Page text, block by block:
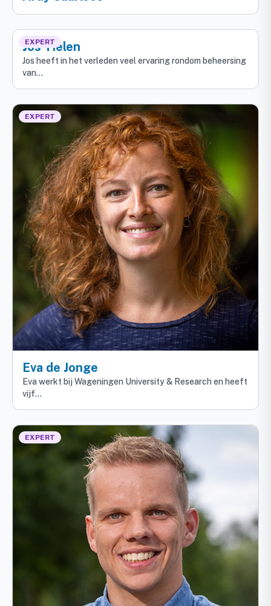
EXPERT
Jos Tielen
Jos heeft in het verleden veel ervaring rondom beheersing
van…
EXPERT
Eva de Jonge
Eva werkt bij Wageningen University & Research en heeft
vijf…
EXPERT